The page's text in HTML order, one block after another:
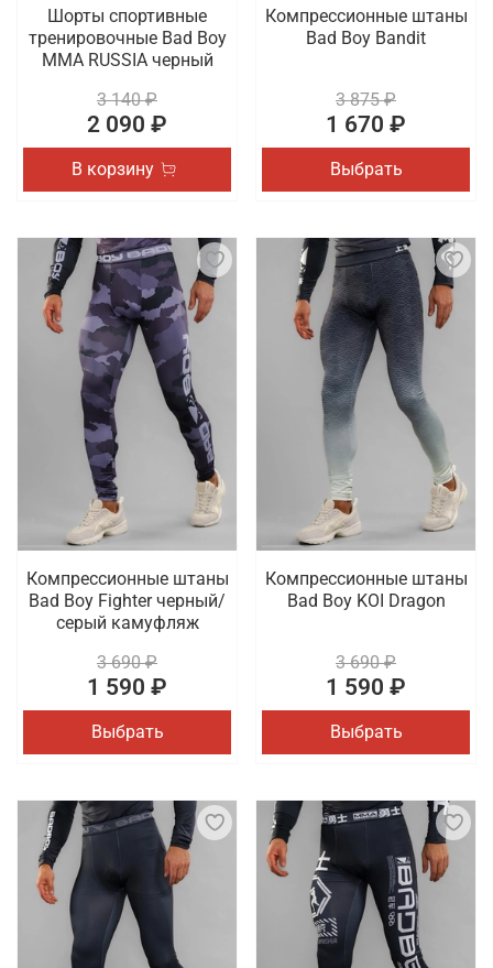
Шорты спортивные
тренировочные Bad Boy
MMA RUSSIA черный
3 140 ₽
2 090 ₽
В корзину
Компрессионные штаны
Bad Boy Bandit
3 875 ₽
1 670 ₽
Выбрать
Компрессионные штаны
Bad Boy Fighter черный/
серый камуфляж
3 690 ₽
1 590 ₽
Выбрать
Компрессионные штаны
Bad Boy KOI Dragon
3 690 ₽
1 590 ₽
Выбрать